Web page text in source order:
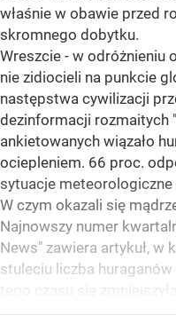
właśnie w obawie przed
skromnego dobytku.
Wreszcie - w odróżnieniu
nie zidiocieli na punkcie
następstwa cywilizacji
dezinformacji rozmaitych
ankietowanych wiązało
ociepleniem. 66 proc.
sytuacje meteorologiczne
W czym okazali się
Najnowszy numer
News" zawiera artykuł,
stuleciu liczba huraganów
tego czasu się